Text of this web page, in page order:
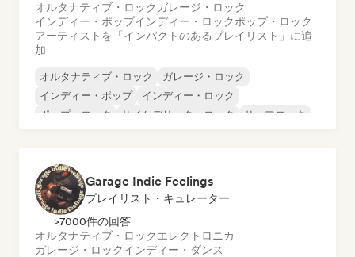
オルタナティブ・ロックガレージ・ロック
インディー・ポップインディー・ロックポップ・ロック
アーティストを「インパクトのあるプレイリスト」に追
加
オルタナティブ・ロック
ガレージ・ロック
インディー・ポップ
インディー・ロック
ポップ・ロック
サイケデリック・ロック サーフロック
Garage Indie Feelings
プレイリスト・キュレーター
>7000件の回答
オルタナティブ・ロックエレクトロニカ
ガレージ・ロックインディー・ダンス